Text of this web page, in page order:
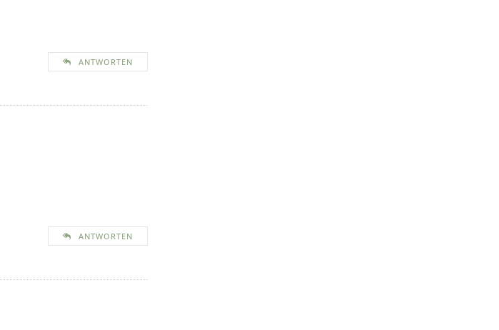
ANTWORTEN
ANTWORTEN